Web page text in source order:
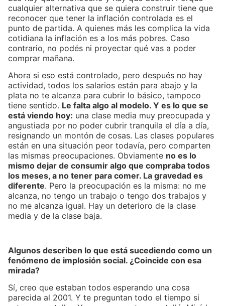
cualquier alternativa que se quiera construir tiene que
reconocer que tener la inflación controlada es el
punto de partida. A quienes más les complica la vida
cotidiana la inflación es a los más pobres. Caso
contrario, no podés ni proyectar qué vas a poder
comprar mañana.
Ahora si eso está controlado, pero después no hay
actividad, todos los salarios están para abajo y la
plata no te alcanza para cubrir lo básico, tampoco
tiene sentido. Le falta algo al modelo. Y es lo que se
está viendo hoy: una clase media muy preocupada y
angustiada por no poder cubrir tranquila el día a día,
resignando un montón de cosas. Las clases populares
están en una situación peor todavía, pero comparten
las mismas preocupaciones. Obviamente no es lo
mismo dejar de consumir algo que compraba todos
los meses, a no tener para comer. La gravedad es
diferente. Pero la preocupación es la misma: no me
alcanza, no tengo un trabajo o tengo dos trabajos y
no me alcanza igual. Hay un deterioro de la clase
media y de la clase baja.
Algunos describen lo que está sucediendo como un
fenómeno de implosión social. ¿Coincide con esa
mirada?
Sí, creo que estaban todos esperando una cosa
parecida al 2001. Y te preguntan todo el tiempo si